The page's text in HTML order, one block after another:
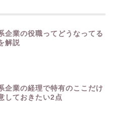
企業の役職ってどうなってる
解説
企業の経理で特有のここだけ
しておきたい2点